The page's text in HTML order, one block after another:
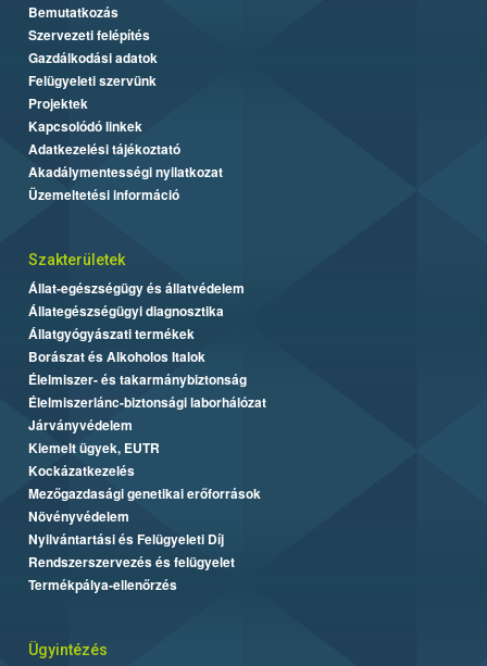
Bemutatkozás
Szervezeti felépítés
Gazdálkodási adatok
Felügyeleti szervünk
Projektek
Kapcsolódó linkek
Adatkezelési tájékoztató
Akadálymentességi nyilatkozat
Üzemeltetési információ
Szakterületek
Állat-egészségügy és állatvédelem
Állategészségügyi diagnosztika
Állatgyógyászati termékek
Borászat és Alkoholos Italok
Élelmiszer- és takarmánybiztonság
Élelmiszerlánc-biztonsági laborhálózat
Járványvédelem
Kiemelt ügyek, EUTR
Kockázatkezelés
Mezőgazdasági genetikai erőforrások
Növényvédelem
Nyilvántartási és Felügyeleti Díj
Rendszerszervezés és felügyelet
Termékpálya-ellenőrzés
Ügyintézés